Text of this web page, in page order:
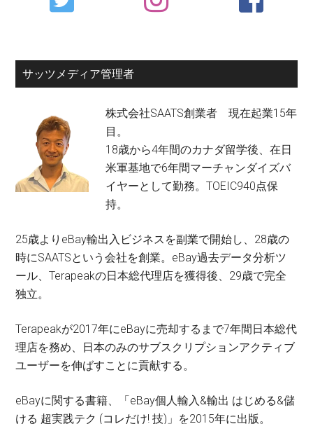
Sidebar
サッツメディア管理者
株式会社SAATS創業者 現在起業15年
目。
18歳から4年間のカナダ留学後、在日
米軍基地で6年間マーチャンダイズバ
イヤーとして勤務。TOEIC940点保
持。
25歳よりeBay輸出入ビジネスを副業で開始し、28歳の
時にSAATSという会社を創業。eBay過去データ分析ツ
ール、Terapeakの日本総代理店を獲得後、29歳で完全
独立。
Terapeakが2017年にeBayに売却するまで7年間日本総代
理店を務め、日本のみのサブスクリプションアクティブ
ユーザーを伸ばすことに貢献する。
eBayに関する書籍、「eBay個人輸入&輸出 はじめる&儲
ける 超実践テク (コレだけ! 技)」を2015年に出版。